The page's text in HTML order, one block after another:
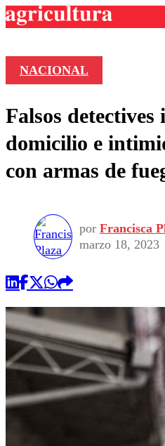
Frecuencias
Agricultura TV
Deportes
Colo Colo
Seleccion
Torneo
Entretención
Economía
Internacional
Publicaciones
Opinión
NACIONAL
Falsos
domicilio e
con armas de
por Francisca
marzo 18, 2023